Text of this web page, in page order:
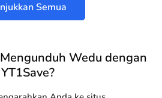
Semua
Wedu dengan
YT1Save?